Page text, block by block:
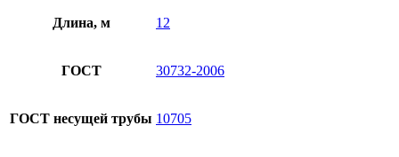
Длина, м 12
ГОСТ 30732-2006
ГОСТ несущей трубы 10705